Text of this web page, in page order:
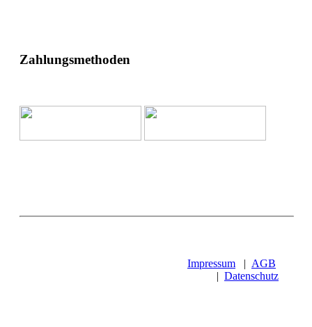
Zahlungsmethoden
Impressum | AGB
| Datenschutz